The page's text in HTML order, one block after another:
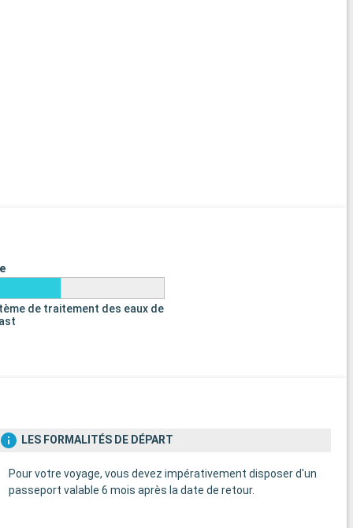
de traitement des eaux de
LES FORMALITÉS DE DÉPART
Pour votre voyage, vous devez impérativement disposer d'un
passeport valable 6 mois après la date de retour.